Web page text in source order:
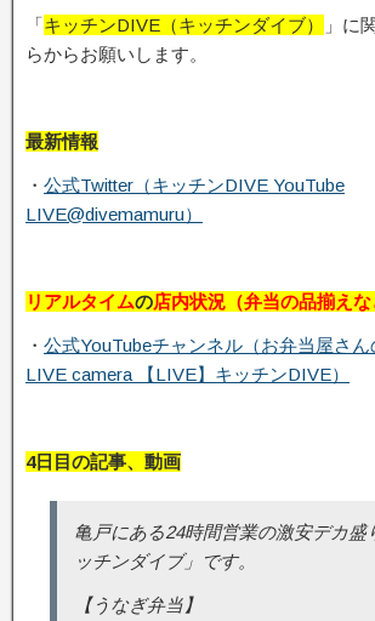
「キッチンDIVE（キッチンダイブ）
」に
らからお願いします。
最新情報
・ 公式Twitter（キッチンDIVE YouTube
LIVE@divemamuru）
リアルタイムの店内状況（弁当の品揃えな
・ 公式YouTubeチャンネル（お弁当屋さ
LIVE camera 【LIVE】キッチンDIVE）
4日目の記事、動画
亀戸にある24時間営業の激安デカ盛
ッチンダイブ」です。
【うなぎ弁当】